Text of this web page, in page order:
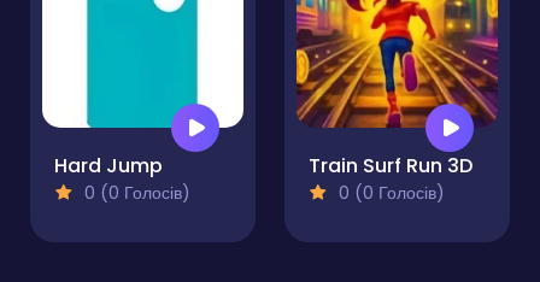
Hard Jump
0 (0 Голосів)
Train Surf Run 3D
0 (0 Голосів)